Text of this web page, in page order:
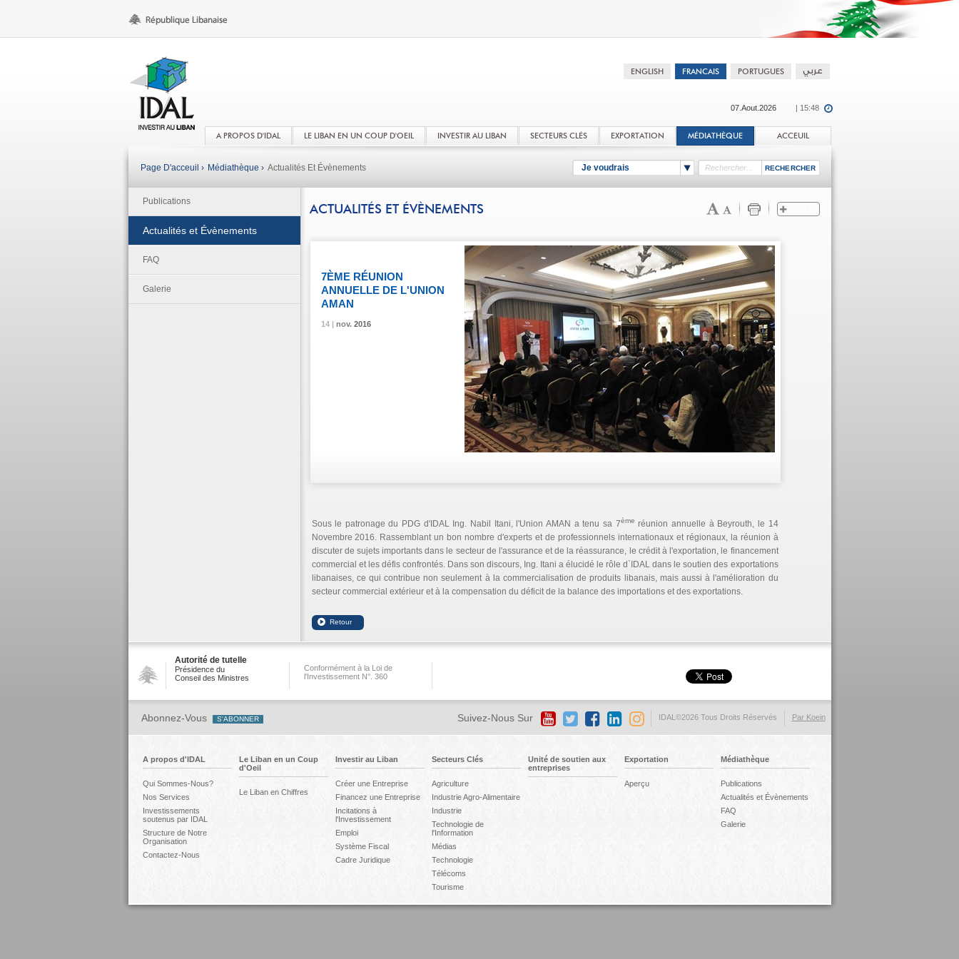
07.Aout.2026 | 15:48
A PROPOS D'IDAL LE LIBAN EN UN COUP D'OEIL INVESTIR AU LIBAN SECTEURS CLÉS EXPORTATION MÉDIATHÈQUE ACCEUIL
Je voudrais
Page D'acceuil › Médiathèque › Actualités Et Évènements
Publications
Actualités et Évènements
FAQ
Galerie
ACTUALITÉS ET ÉVÈNEMENTS
14 | nov.2016
7ÈME RÉUNION
ANNUELLE DE L'UNION
AMAN
14 | nov.2016
14 | nov.2016
Sous le patronage du PDG d'IDAL Ing. Nabil Itani, l'Union AMAN a tenu sa 7ème réunion annuelle à Beyrouth, le 14
Novembre 2016. Rassemblant un bon nombre d'experts et de professionnels internationaux et régionaux, la réunion à
discuter de sujets importants dans le secteur de l'assurance et de la réassurance, le crédit à l'exportation, le financement
commercial et les défis confrontés. Dans son discours, Ing. Itani a élucidé le rôle d`IDAL dans le soutien des exportations
libanaises, ce qui contribue non seulement à la commercialisation de produits libanais, mais aussi à l'amélioration du
secteur commercial extérieur et à la compensation du déficit de la balance des importations et des exportations.
Autorité de tutelle
Présidence du
Conseil des Ministres
Conformément à la Loi de
l'Investissement N°. 360
Par Koein
IDAL©2026 Tous Droits Réservés
Abonnez-Vous Suivez-Nous Sur
A propos d'IDAL
Qui Sommes-Nous?
Nos Services
Investissements
soutenus par IDAL
Structure de Notre
Organisation
Contactez-Nous
Le Liban en un Coup
d'Oeil
Le Liban en Chiffres
Investir au Liban
Créer une Entreprise
Financez une Entreprise
Incitations à
l'Investissement
Emploi
Système Fiscal
Cadre Juridique
Secteurs Clés
Agriculture
Industrie Agro-Alimentaire
Industrie
Technologie de
l'Information
Médias
Technologie
Télécoms
Tourisme
Unité de soutien aux
entreprises
Exportation
Aperçu
Médiathèque
Publications
Actualités et Évènements
FAQ
Galerie